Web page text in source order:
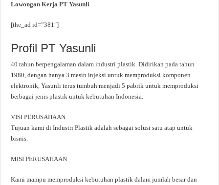
Lowongan Kerja PT Yasunli
[the_ad id=”381″]
Profil PT Yasunli
40 tahun berpengalaman dalam industri plastik. Didirikan pada tahun
1980, dengan hanya 3 mesin injeksi untuk memproduksi komponen
elektronik, Yasunli terus tumbuh menjadi 5 pabrik untuk memproduksi
berbagai jenis plastik untuk kebutuhan Indonesia.
VISI PERUSAHAAN
Tujuan kami di Industri Plastik adalah sebagai solusi satu atap untuk
bisnis.
MISI PERUSAHAAN
Kami mampu memproduksi kebutuhan plastik dalam jumlah besar dan